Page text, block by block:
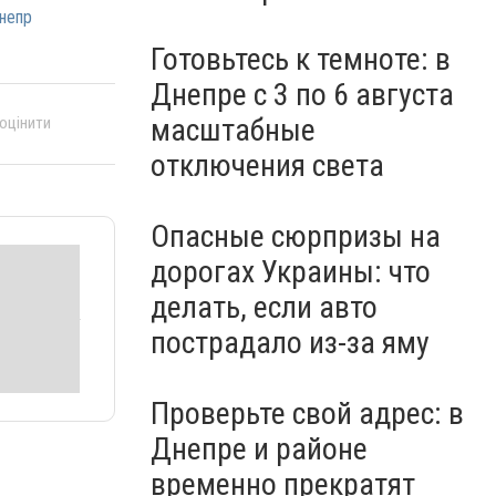
Готовьтесь к темноте: в
Днепре с 3 по 6 августа
масштабные
отключения света
Опасные сюрпризы на
дорогах Украины: что
делать, если авто
пострадало из-за яму
Проверьте свой адрес: в
Днепре и районе
временно прекратят